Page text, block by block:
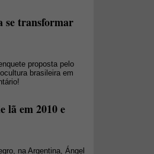
se transformar
proposta pelo
brasileira em
lã em 2010 e
na Argentina, Ángel